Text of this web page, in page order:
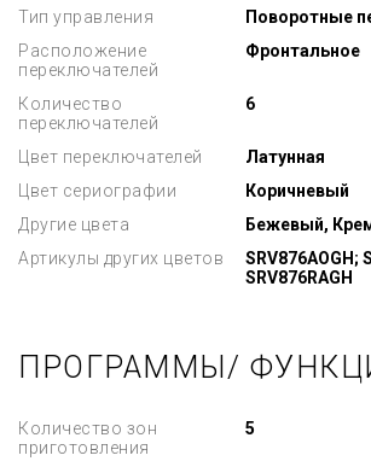
Тип управления
Поворотные
Расположение
переключателей
Фронтальное
Количество
переключателей
6
Цвет переключателей
Латунная
Цвет сериографии
Коричневый
Другие цвета
Бежевый,
Артикулы других цветов
SRV876AOGH;
SRV876RAGH
ПРОГРАММЫ/
Количество зон
приготовления
5